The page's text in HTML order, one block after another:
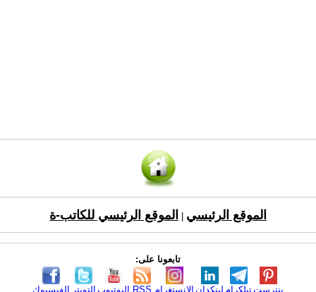
الموقع الرئيسي الموقع الرئيسي للكاتب-ة
تابعونا على:
الفيسبوك التويتر اليوتيوب RSS الانستغرام لينكدإن تيلكرامبنترست